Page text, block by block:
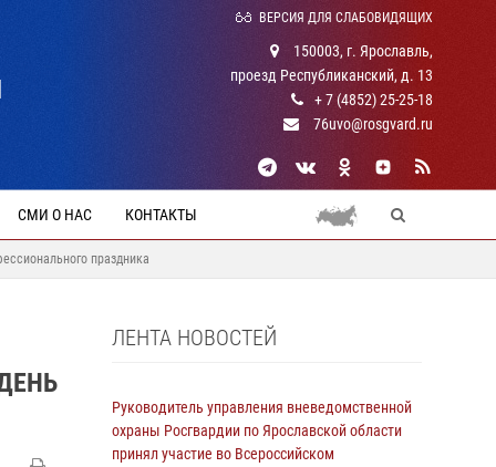
ВЕРСИЯ ДЛЯ СЛАБОВИДЯЩИХ
150003, г. Ярославль,
проезд Республиканский, д. 13
+ 7 (4852) 25-25-18
76uvo@rosgvard.ru
СМИ О НАС КОНТАКТЫ
праздника
ЛЕНТА НОВОСТЕЙ
Руководитель управления вневедомственной
охраны Росгвардии по Ярославской области
принял участие во Всероссийском